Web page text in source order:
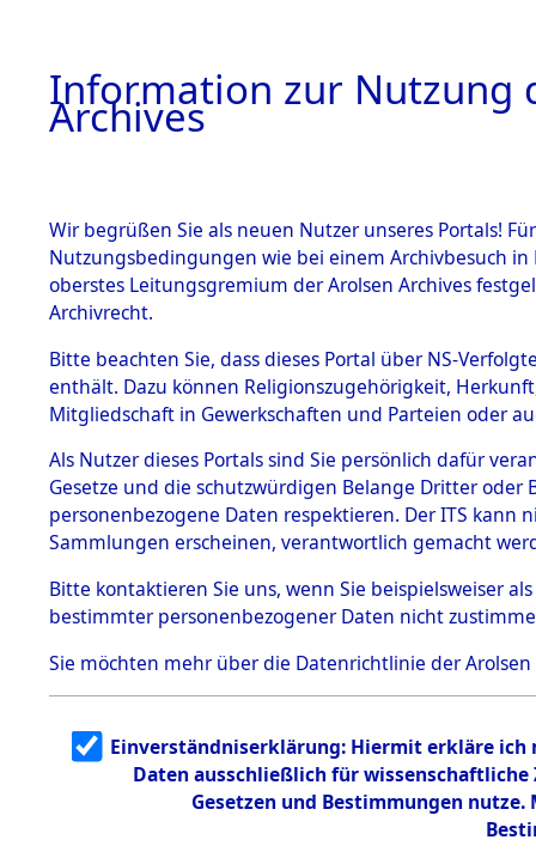
BESTÄNDE
1.
mente
5. Verschiedenes
5.3
Todesmärsche
5.3.1 Alliierte
Erhebungen
zu
Todesmärsch
en
5.3.2
g
5.3.3
Todesmärsch
Information zur Nutzung
Archives
Wir begrüßen Sie als neuen Nutzer unseres Portals!
Nutzungsbedingungen wie bei einem Archivbesuch
oberstes Leitungsgremium der Arolsen Archives
Archivrecht.
Bitte beachten Sie, dass dieses Portal über NS-
enthält. Dazu können Religionszugehörigkeit,
Mitgliedschaft in Gewerkschaften und Parteien oder
Als Nutzer dieses Portals sind Sie persönlich dafür
Gesetze und die schutzwürdigen Belange Dritter
personenbezogene Daten respektieren. Der ITS
Sammlungen erscheinen, verantwortlich gemacht
Bitte kontaktieren Sie uns, wenn Sie beispielsweiser
bestimmter personenbezogener Daten nicht
Sie möchten mehr über die Datenrichtlinie der Arolsen
Einverständniserklärung: Hiermit erkläre ich
Daten ausschließlich für
Gesetzen und Bestimmungen